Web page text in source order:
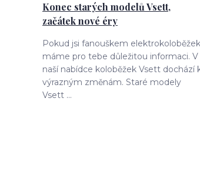
Konec starých modelů Vsett,
začátek nové éry
Pokud jsi fanouškem
máme pro tebe důležitou informaci. V
naší nabídce koloběžek Vsett dochází
výrazným změnám. Staré modely
Vsett ...